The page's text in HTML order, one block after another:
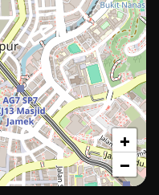
+
−